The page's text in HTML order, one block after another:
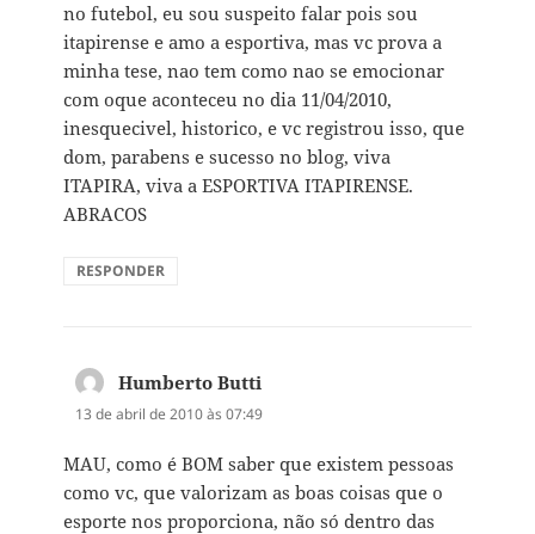
no futebol, eu sou suspeito falar pois sou
itapirense e amo a esportiva, mas vc prova a
minha tese, nao tem como nao se emocionar
com oque aconteceu no dia 11/04/2010,
inesquecivel, historico, e vc registrou isso, que
dom, parabens e sucesso no blog, viva
ITAPIRA, viva a ESPORTIVA ITAPIRENSE.
ABRACOS
RESPONDER
Humberto Buttidisse:
13 de abril de 2010 às 07:49
MAU, como é BOM saber que existem pessoas
como vc, que valorizam as boas coisas que o
esporte nos proporciona, não só dentro das